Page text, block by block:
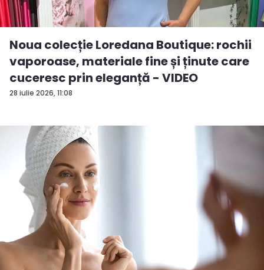
28 iulie 2026, 11:08
Noua colecție Loredana Boutique: rochii
vaporoase, materiale fine și ținute care
cuceresc prin eleganță - VIDEO